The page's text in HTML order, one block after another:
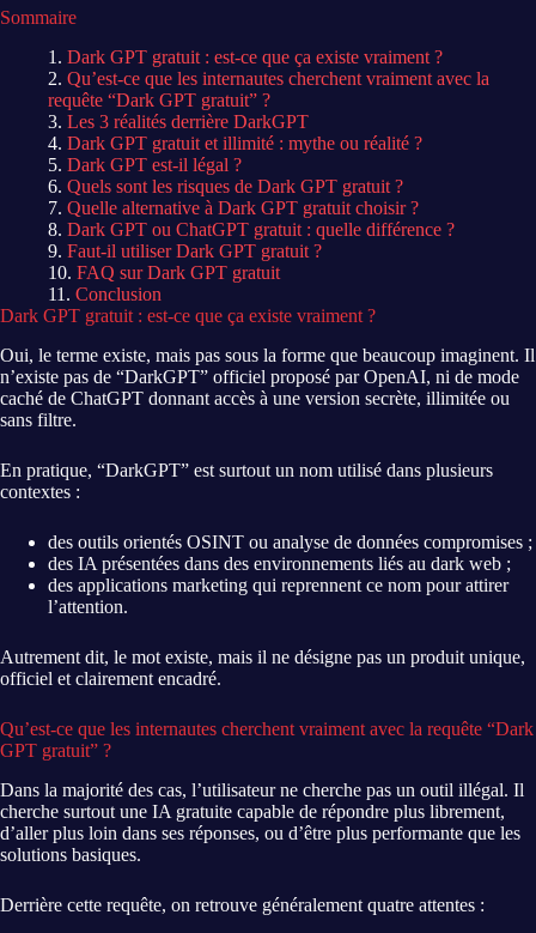
Sommaire
Dark GPT gratuit : est-ce que ça existe vraiment ?
Qu’est-ce que les internautes cherchent vraiment avec la
requête “Dark GPT gratuit” ?
Les 3 réalités derrière DarkGPT
Dark GPT gratuit et illimité : mythe ou réalité ?
Dark GPT est-il légal ?
Quels sont les risques de Dark GPT gratuit ?
Quelle alternative à Dark GPT gratuit choisir ?
Dark GPT ou ChatGPT gratuit : quelle différence ?
Faut-il utiliser Dark GPT gratuit ?
FAQ sur Dark GPT gratuit
Conclusion
Dark GPT gratuit : est-ce que ça existe vraiment ?
Oui, le terme existe, mais pas sous la forme que beaucoup imaginent. Il
n’existe pas de “DarkGPT” officiel proposé par OpenAI, ni de mode
caché de ChatGPT donnant accès à une version secrète, illimitée ou
sans filtre.
En pratique, “DarkGPT” est surtout un nom utilisé dans plusieurs
contextes :
des outils orientés OSINT ou analyse de données compromises ;
des IA présentées dans des environnements liés au dark web ;
des applications marketing qui reprennent ce nom pour attirer
l’attention.
Autrement dit, le mot existe, mais il ne désigne pas un produit unique,
officiel et clairement encadré.
Qu’est-ce que les internautes cherchent vraiment avec la requête “Dark
GPT gratuit” ?
Dans la majorité des cas, l’utilisateur ne cherche pas un outil illégal. Il
cherche surtout une IA gratuite capable de répondre plus librement,
d’aller plus loin dans ses réponses, ou d’être plus performante que les
solutions basiques.
Derrière cette requête, on retrouve généralement quatre attentes :